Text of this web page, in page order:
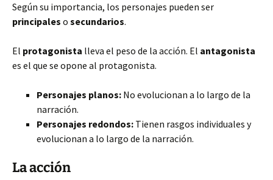
Según su importancia, los personajes pueden ser
principales o secundarios.
El protagonista lleva el peso de la acción. El antagonista
es el que se opone al protagonista.
Personajes planos: No evolucionan a lo largo de la
narración.
Personajes redondos: Tienen rasgos individuales y
evolucionan a lo largo de la narración.
La acción